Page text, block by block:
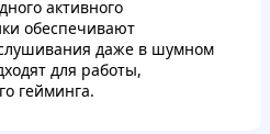
активного
обеспечивают
даже в шумном
для работы,
гейминга.